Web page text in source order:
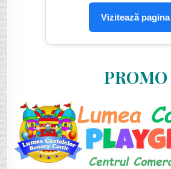
Vizitează pagina
PROMO